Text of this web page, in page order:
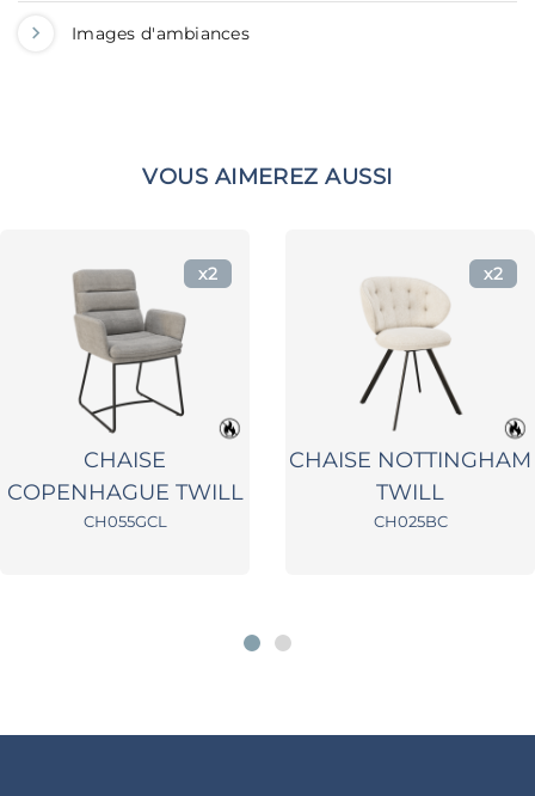
Images d'ambiances
VOUS AIMEREZ AUSSI
CHAISE
COPENHAGUE TWILL
CH055GCL
x2
CHAISE NOTTINGHAM
TWILL
CH025BC
x2